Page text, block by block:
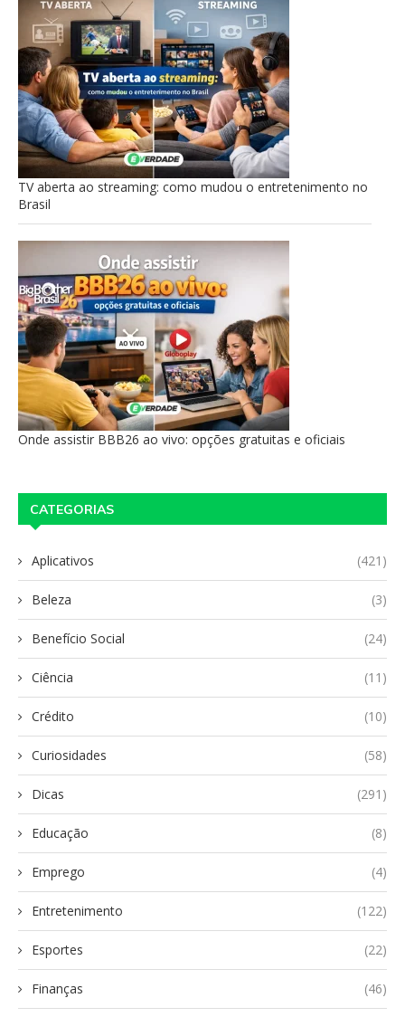
TV aberta ao streaming: como mudou o entretenimento no
Brasil
Onde assistir BBB26 ao vivo: opções gratuitas e oficiais
CATEGORIAS
Aplicativos (421)
Beleza (3)
Benefício Social (24)
Ciência (11)
Crédito (10)
Curiosidades (58)
Dicas (291)
Educação (8)
Emprego (4)
Entretenimento (122)
Esportes (22)
Finanças (46)